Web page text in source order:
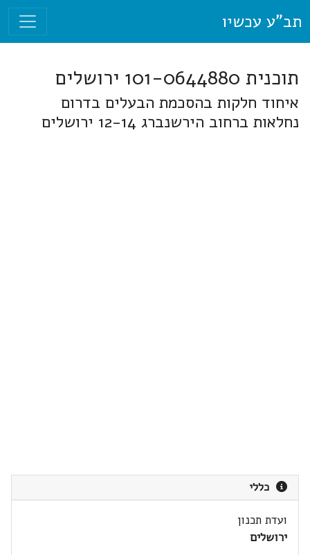
תב"ע עכשיו
תוכנית 101-0644880 ירושלים
איחוד חלקות בהסכמת הבעלים בדרום
נחלאות ברחוב הירשנברג 12-14 ירושלים
כללי
ועדת תכנון
ירושלים